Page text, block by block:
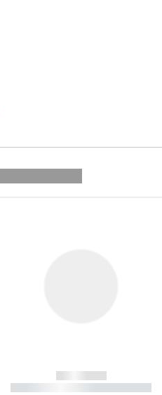
------------
----------- ----------- ----------